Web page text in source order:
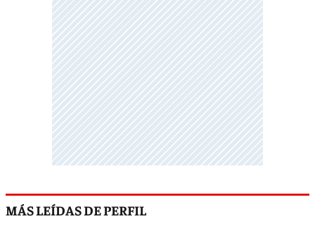
MÁS LEÍDAS DE PERFIL